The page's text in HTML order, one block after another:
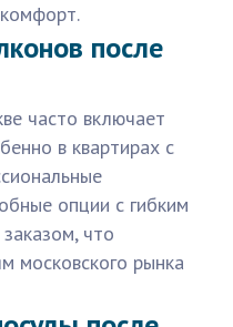
после
часто включает
в квартирах с
опции с гибким
что
московского рынка